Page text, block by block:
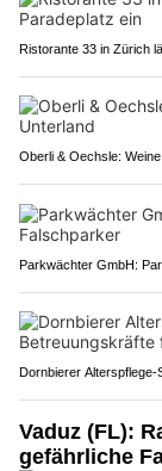
Ristorante 33 in Zürich
Oberli & Oechsle:
Parkwächter GmbH:
Dornbierer
Vaduz (FL):
gefährliche